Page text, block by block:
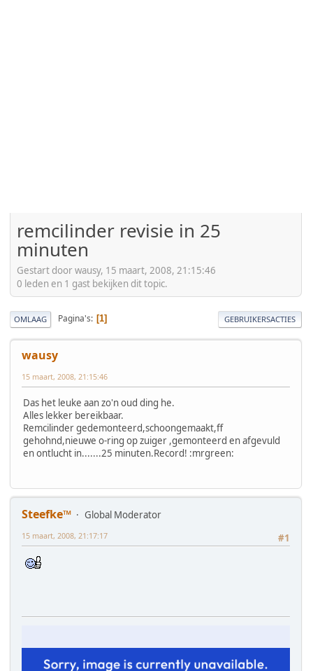
remcilinder revisie in 25
minuten
Gestart door wausy, 15 maart, 2008, 21:15:46
0 leden en 1 gast bekijken dit topic.
OMLAAG Pagina's 1 GEBRUIKERSACTIES
wausy
15 maart, 2008, 21:15:46
Das het leuke aan zo'n oud ding he.
Alles lekker bereikbaar.
Remcilinder gedemonteerd,schoongemaakt,ff
gehohnd,nieuwe o-ring op zuiger ,gemonteerd en afgevuld
en ontlucht in.......25 minuten.Record! :mrgreen:
Steefke™
Global Moderator
#1
15 maart, 2008, 21:17:17